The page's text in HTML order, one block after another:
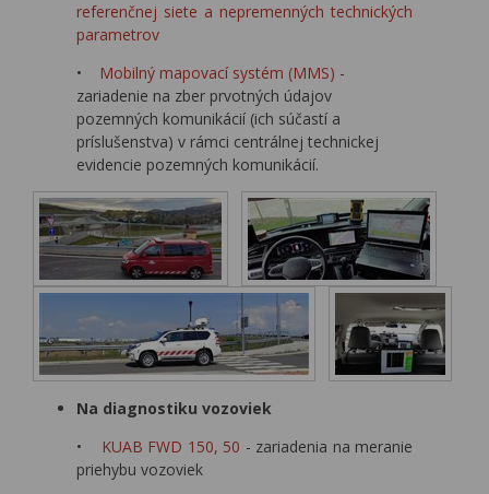
referenčnej siete a nepremenných technických
parametrov
•
Mobilný mapovací systém (MMS) -
zariadenie na zber prvotných údajov
pozemných komunikácií (ich súčastí a
príslušenstva) v rámci centrálnej technickej
evidencie pozemných komunikácií.
Na diagnostiku vozoviek
•
KUAB FWD 150, 50 - zariadenia na meranie
priehybu vozoviek